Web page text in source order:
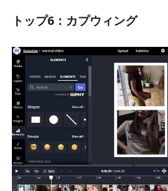
トップ6：カプウィング